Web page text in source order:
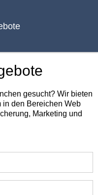
gesucht? Wir bieten
in den Bereichen Web
Marketing und